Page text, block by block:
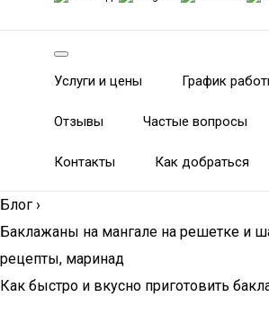
Услуги и цены График
Отзывы Частые вопросы
Контакты Как добраться
Блог ›
Баклажаны на мангале на решетке и
рецепты, маринад
Как быстро и вкусно приготовить